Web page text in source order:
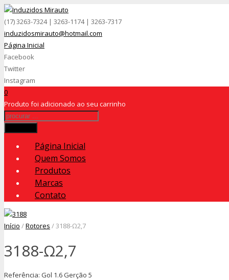
(17) 3263-7324 | 3263-1174 | 3263-7317
induzidosmirauto@hotmail.com
Página Inicial
Facebook
Twitter
Instagram
0
Produto foi adicionado ao seu carrinho
Página Inicial
Quem Somos
Produtos
Marcas
Contato
Início /Rotores / 3188-Ω2,7
3188-Ω2,7
Referência: Gol 1.6 Gerção 5